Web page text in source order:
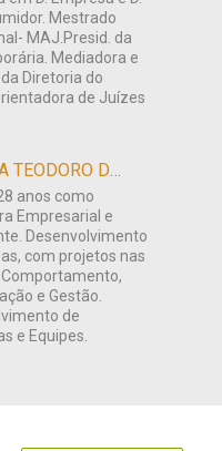
Mestrado
MAJ.Presid. da
Mediadora e
Diretoria do
de Juízes
DANIELA TEODORO DE PAULA
anos como
Empresarial e
Desenvolvimento
com projetos nas
e Gestão.
de
e Equipes.